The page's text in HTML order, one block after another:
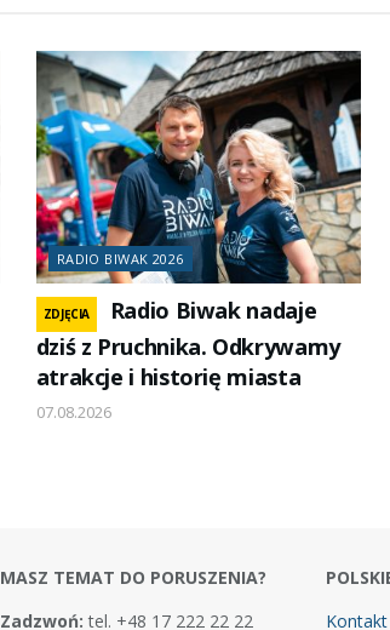
RADIO BIWAK 2026
ZDJĘCIA
Radio Biwak nadaje
dziś z Pruchnika. Odkrywamy
atrakcje i historię miasta
07.08.2026
MASZ TEMAT DO PORUSZENIA?
Zadzwoń: tel. +48 17 222 22 22
Kontakt